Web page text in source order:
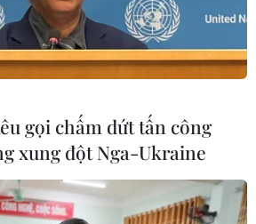
gọi chấm dứt tấn công
xung đột Nga-Ukraine